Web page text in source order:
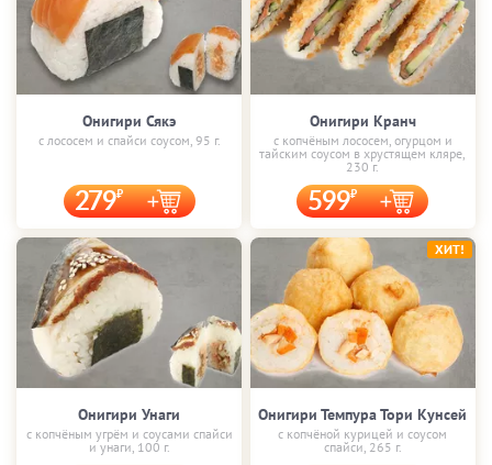
Онигири Сякэ
с лососем и спайси соусом, 95 г.
279
Онигири Кранч
с копчёным лососем, огурцом и
тайским соусом в хрустящем кляре,
230 г.
599
Онигири Унаги
с копчёным угрём и соусами спайси
и унаги, 100 г.
Онигири Темпура Тори Кунсей
с копчёной курицей и соусом
спайси, 265 г.
ХИТ!